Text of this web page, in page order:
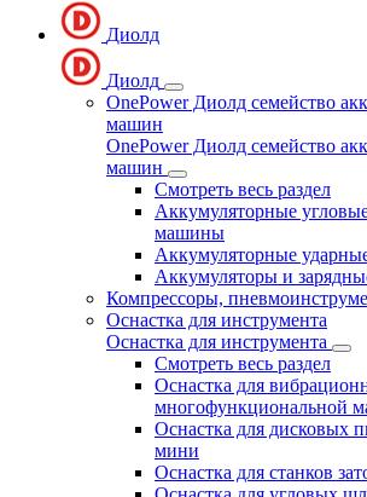
Диолд
Диолд
OnePower Диолд семейство
машин
OnePower Диолд семейство
машин
Смотреть весь раздел
Аккумуляторные
машины
Аккумуляторные
Аккумуляторы и
Компрессоры,
Оснастка для инструмента
Оснастка для инструмента
Смотреть весь раздел
Оснастка для
многофункциональной
Оснастка для дисковых
мини
Оснастка для станков